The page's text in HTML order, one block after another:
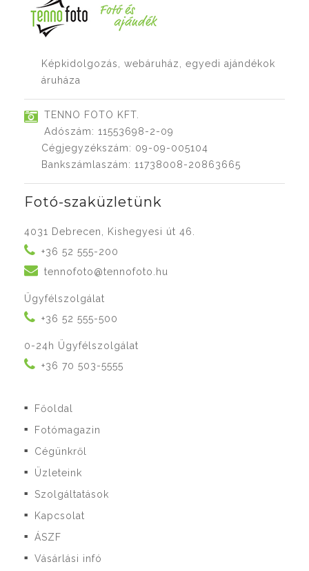
Képkidolgozás, webáruház, egyedi ajándékok
áruháza
TENNO FOTO KFT.
Adószám: 11553698-2-09
Cégjegyzékszám: 09-09-005104
Bankszámlaszám: 11738008-20863665
Fotó-szaküzletünk
4031 Debrecen, Kishegyesi út 46.
+36 52 555-200
tennofoto@tennofoto.hu
Ügyfélszolgálat
+36 52 555-500
0-24h Ügyfélszolgálat
+36 70 503-5555
■ Főoldal
■ Fotómagazin
■ Cégünkről
■ Üzleteink
■ Szolgáltatások
■ Kapcsolat
■ ÁSZF
■ Vásárlási infó